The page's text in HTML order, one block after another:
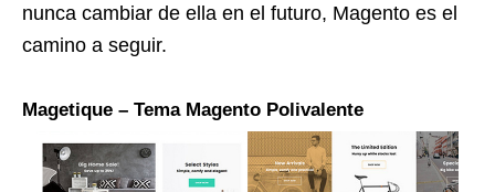
nunca cambiar de ella en el futuro, Magento es el
camino a seguir.
Magetique – Tema Magento Polivalente